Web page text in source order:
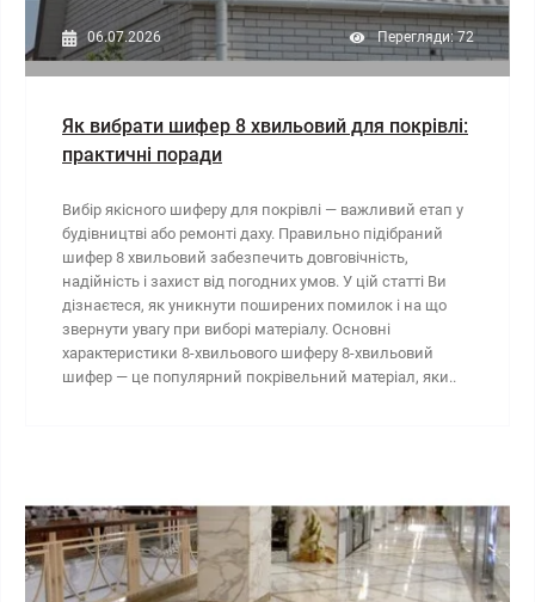
06.07.2026 Перегляди: 72
Як вибрати шифер 8 хвильовий для покрівлі:
практичні поради
Вибір якісного шиферу для покрівлі — важливий етап у
будівництві або ремонті даху. Правильно підібраний
шифер 8 хвильовий забезпечить довговічність,
надійність і захист від погодних умов. У цій статті Ви
дізнаєтеся, як уникнути поширених помилок і на що
звернути увагу при виборі матеріалу. Основні
характеристики 8-хвильового шиферу 8-хвильовий
шифер — це популярний покрівельний матеріал, яки..